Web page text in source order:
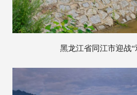
黑龙江省同江市迎战“